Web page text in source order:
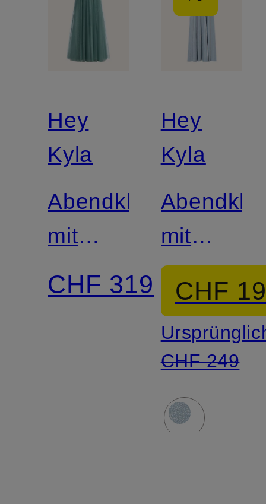
Hey
Kyla
Abendkleid
mit
Schmuckperlen
und
CHF 319
Hey
Kyla
mit
CHF
CHF 249